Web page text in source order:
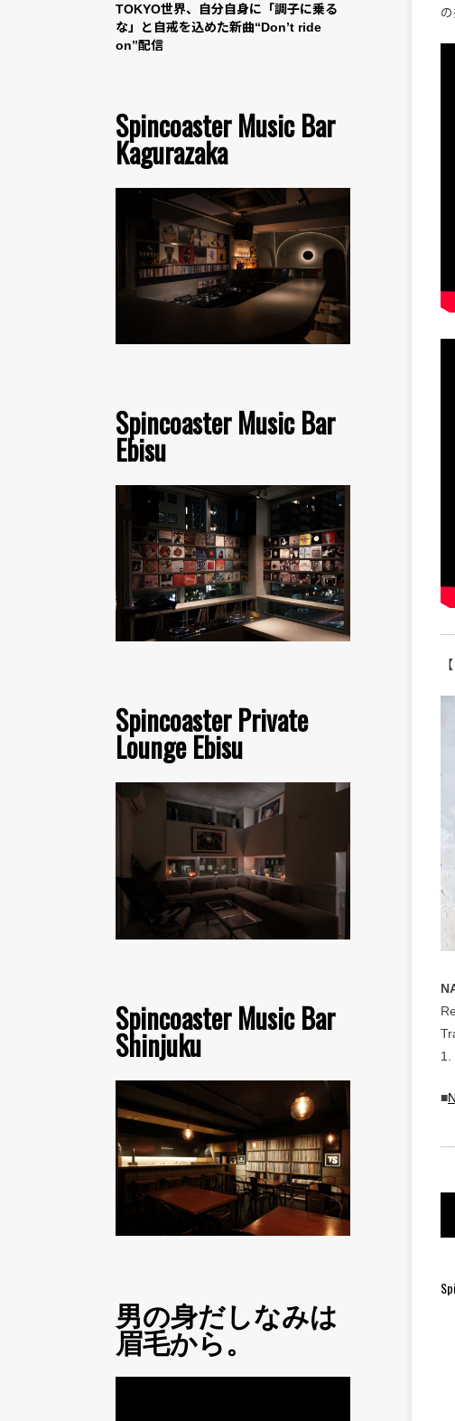
TOKYO世界、自分自身に「調子に乗る
な」と自戒を込めた新曲“Don’t ride
on”配信
Spincoaster Music Bar
Kagurazaka
Spincoaster Music Bar
Ebisu
Spincoaster Private
Lounge Ebisu
Spincoaster Music Bar
Shinjuku
男の身だしなみは
眉毛から。
1.
■